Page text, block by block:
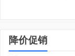
降价促销